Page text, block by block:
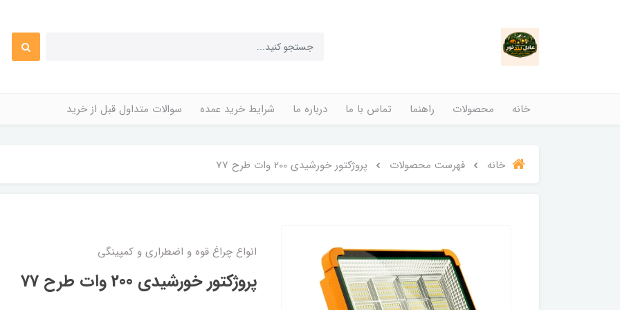
خانه محصولات راهنما تماس با ما درباره ما شرایط خرید عمده سوالات متداول قبل از خرید
خانه فهرست محصولات پروژکتور خورشیدی 200 وات طرح 77
انواع چراغ قوه و اضطراری و کمپینگی
پروژکتور خورشیدی 200 وات طرح 77